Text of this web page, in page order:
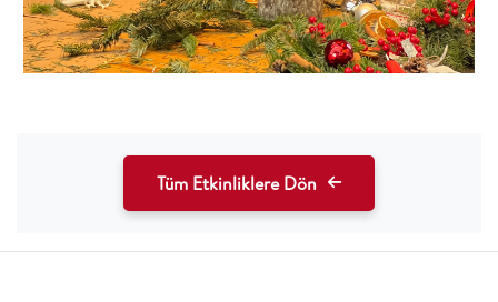
Tüm Etkinliklere Dön